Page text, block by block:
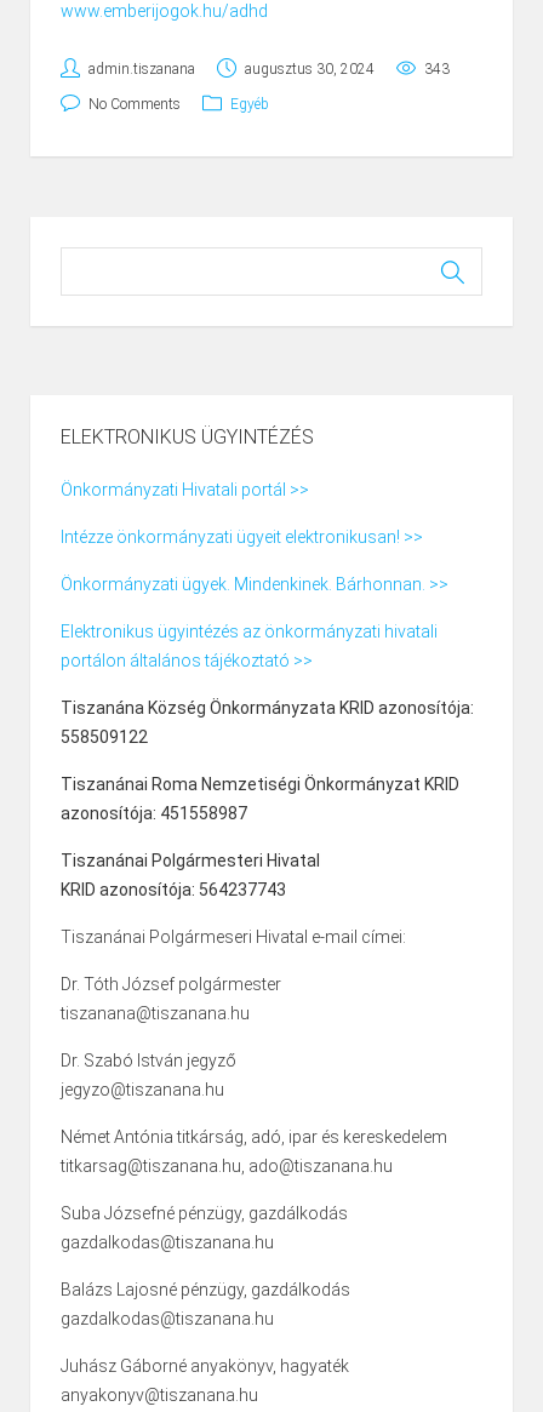
www.emberijogok.hu/adhd
admin.tiszanana augusztus 30, 2024 343
No Comments Egyéb
ELEKTRONIKUS ÜGYINTÉZÉS
Önkormányzati Hivatali portál >>
Intézze önkormányzati ügyeit elektronikusan! >>
Önkormányzati ügyek. Mindenkinek. Bárhonnan. >>
Elektronikus ügyintézés az önkormányzati hivatali
portálon általános tájékoztató >>
Tiszanána Község Önkormányzata KRID azonosítója:
558509122
Tiszanánai Roma Nemzetiségi Önkormányzat KRID
azonosítója: 451558987
Tiszanánai Polgármesteri Hivatal
KRID azonosítója: 564237743
Tiszanánai Polgármeseri Hivatal e-mail címei:
Dr. Tóth József polgármester
tiszanana@tiszanana.hu
Dr. Szabó István jegyző
jegyzo@tiszanana.hu
Német Antónia titkárság, adó, ipar és kereskedelem
titkarsag@tiszanana.hu, ado@tiszanana.hu
Suba Józsefné pénzügy, gazdálkodás
gazdalkodas@tiszanana.hu
Balázs Lajosné pénzügy, gazdálkodás
gazdalkodas@tiszanana.hu
Juhász Gáborné anyakönyv, hagyaték
anyakonyv@tiszanana.hu